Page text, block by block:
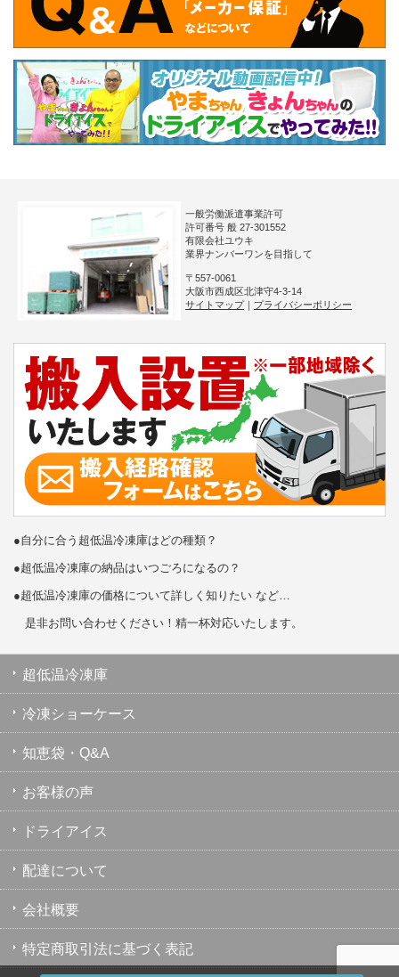
一般労働派遣事業許可
許可番号 般 27-301552
有限会社ユウキ
業界ナンバーワンを目指して
〒557-0061
大阪市西成区北津守4-3-14
サイトマップ｜ プライバシーポリシー
●自分に合う超低温冷凍庫はどの種類？
●超低温冷凍庫の納品はいつごろになるの？
●超低温冷凍庫の価格について詳しく知りたい など…
是非お問い合わせください！精一杯対応いたします。
超低温冷凍庫
冷凍ショーケース
知恵袋・Q&A
お客様の声
ドライアイス
配達について
会社概要
特定商取引法に基づく表記